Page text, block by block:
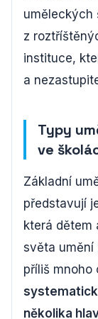
uměleckých
z
instituce,
a
Typy
ve
Základní
představují
která dětem
světa umění
příliš mnoho
několika